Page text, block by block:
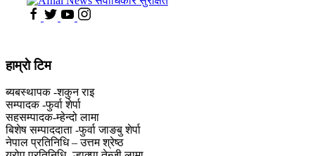
हाम्राे टिम
ब्यबस्थापक -शकुन राइ
सम्पादक -फुर्वा शेर्पा
सहसम्पादक-म्हेन्दो लामा
‍बिशेष सम्पाददाता -फुर्वा जा‌ङबु शेर्पा
नेपाल प्रतिनिधि – उत्तम श्रेष्ठ